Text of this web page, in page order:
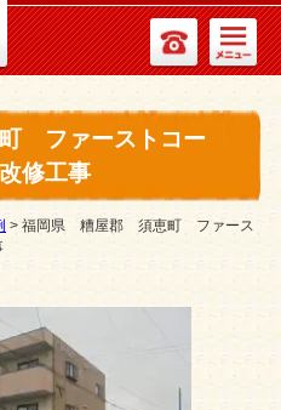
ファーストコー
修工事
> 福岡県 糟屋郡 須恵町 ファース